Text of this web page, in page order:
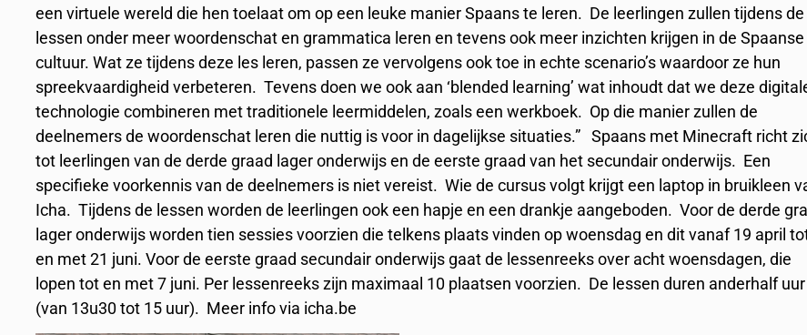
een virtuele wereld die hen toelaat om op een leuke manier Spaans te leren. De leerlingen zullen tijdens de
lessen onder meer woordenschat en grammatica leren en tevens ook meer inzichten krijgen in de Spaanse
cultuur. Wat ze tijdens deze les leren, passen ze vervolgens ook toe in echte scenario’s waardoor ze hun
spreekvaardigheid verbeteren. Tevens doen we ook aan ‘blended learning’ wat inhoudt dat we deze
technologie combineren met traditionele leermiddelen, zoals een werkboek. Op die manier zullen de
deelnemers de woordenschat leren die nuttig is voor in dagelijkse situaties.” Spaans met Minecraft richt
tot leerlingen van de derde graad lager onderwijs en de eerste graad van het secundair onderwijs. Een
specifieke voorkennis van de deelnemers is niet vereist. Wie de cursus volgt krijgt een laptop in bruikleen
Icha. Tijdens de lessen worden de leerlingen ook een hapje en een drankje aangeboden. Voor de derde
lager onderwijs worden tien sessies voorzien die telkens plaats vinden op woensdag en dit vanaf 19 april
en met 21 juni. Voor de eerste graad secundair onderwijs gaat de lessenreeks over acht woensdagen, die
lopen tot en met 7 juni. Per lessenreeks zijn maximaal 10 plaatsen voorzien. De lessen duren anderhalf uur
(van 13u30 tot 15 uur). Meer info via icha.be